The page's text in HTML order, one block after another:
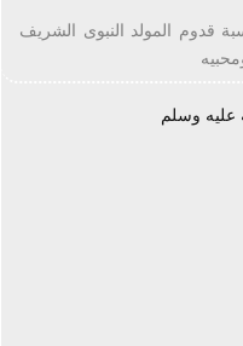
قدوم المولد النبوى الشريف
عليه وسلم